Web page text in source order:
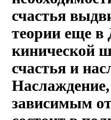
счастья
теории еще в
кинической
счастья и
Наслаждение,
зависимым